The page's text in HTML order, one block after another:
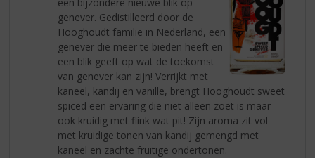
genever. Gedistilleerd door de
Hooghoudt familie in Nederland, een
genever die meer te bieden heeft en
een blik geeft op wat de toekomst
van genever kan zijn! Verrijkt met
kaneel, kandij en vanille, brengt Hooghoudt sweet
spiced een ervaring die niet alleen zoet is maar
ook kruidig met flink wat pit! Zijn aroma zit vol
met kruidige tonen van kandij gemengd met
kaneel en zachte fruitige ondertonen.